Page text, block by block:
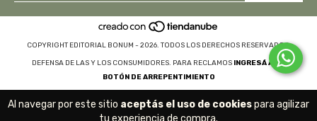
Al navegar por este sitio aceptás el uso de cookiespara agilizar
tu experiencia de compra.
COPYRIGHT EDITORIAL BONUM - 2026. TODOS LOS DERECHOS RESERVADOS.
DEFENSA DE LAS Y LOS CONSUMIDORES. PARA RECLAMOS INGRESÁ ACÁ.
BOTÓN DE ARREPENTIMIENTO